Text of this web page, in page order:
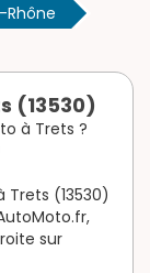
(13530)
à Trets ?
(13530)
sur